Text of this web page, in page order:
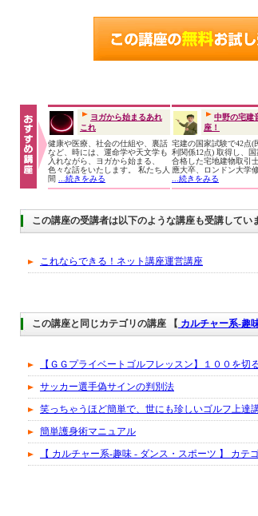
ヨガから始まるあれ
これ
健康や医療、社会の仕組や、裏話
など、時には、運命学や天文学も
入れながら、ヨガから始まる、
色々な話をいたします。 私たち人
間
...続きをみる
中野の宅建
座！
宅建の国家試験で42点(
利関係12点) 取得し、国
合格した宅地建物取引
應大卒、ロンドン大学
...続きをみる
この講座の受講者は以下のような講座も受講してい
これならできる！ネット講座運営講座
この講座と同じカテゴリの講座 【 カルチャー系-趣
【ＧＧプライベートゴルフレッスン】１００を切
サッカー選手偽サインの判別法
笑っちゃうほど簡単で、世にも珍しいゴルフ上達
簡単護身術マニュアル
【 カルチャー系-趣味 - ダンス・スポーツ 】 カテ